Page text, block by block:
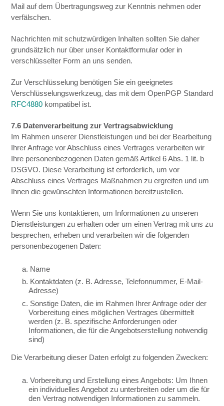
Mail auf dem Übertragungsweg zur Kenntnis nehmen oder
verfälschen.
Nachrichten mit schutzwürdigen Inhalten sollten Sie daher
grundsätzlich nur über unser Kontaktformular oder in
verschlüsselter Form an uns senden.
Zur Verschlüsselung benötigen Sie ein geeignetes
Verschlüsselungswerkzeug, das mit dem OpenPGP Standard
RFC4880 kompatibel ist.
7.6 Datenverarbeitung zur Vertragsabwicklung
Im Rahmen unserer Dienstleistungen und bei der Bearbeitung
Ihrer Anfrage vor Abschluss eines Vertrages verarbeiten wir
Ihre personenbezogenen Daten gemäß Artikel 6 Abs. 1 lit. b
DSGVO. Diese Verarbeitung ist erforderlich, um vor
Abschluss eines Vertrages Maßnahmen zu ergreifen und um
Ihnen die gewünschten Informationen bereitzustellen.
Wenn Sie uns kontaktieren, um Informationen zu unseren
Dienstleistungen zu erhalten oder um einen Vertrag mit uns zu
besprechen, erheben und verarbeiten wir die folgenden
personenbezogenen Daten:
a. Name
b. Kontaktdaten (z. B. Adresse, Telefonnummer, E-Mail-
Adresse)
c. Sonstige Daten, die im Rahmen Ihrer Anfrage oder der
Vorbereitung eines möglichen Vertrages übermittelt
werden (z. B. spezifische Anforderungen oder
Informationen, die für die Angebotserstellung notwendig
sind)
Die Verarbeitung dieser Daten erfolgt zu folgenden Zwecken:
a. Vorbereitung und Erstellung eines Angebots: Um Ihnen
ein individuelles Angebot zu unterbreiten oder um die für
den Vertrag notwendigen Informationen zu sammeln.